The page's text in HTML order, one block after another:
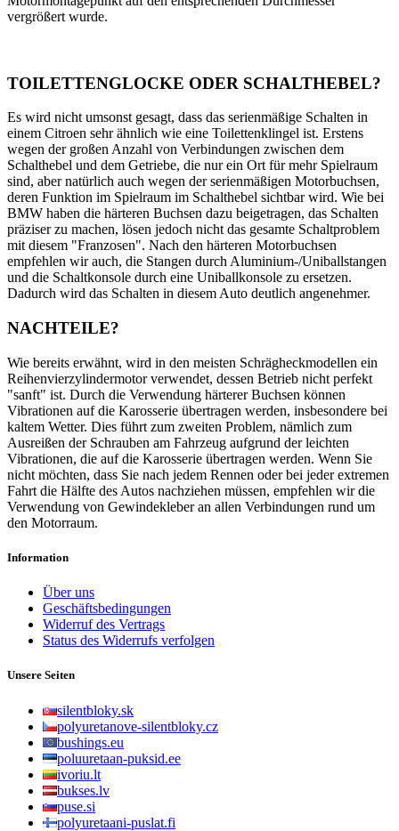
vergrößert wurde.
TOILETTENGLOCKE ODER SCHALTHEBEL?
Es wird nicht umsonst gesagt, dass das serienmäßige Schalten in
einem Citroen sehr ähnlich wie eine Toilettenklingel ist. Erstens
wegen der großen Anzahl von Verbindungen zwischen dem
Schalthebel und dem Getriebe, die nur ein Ort für mehr Spielraum
sind, aber natürlich auch wegen der serienmäßigen Motorbuchsen,
deren Funktion im Spielraum im Schalthebel sichtbar wird. Wie bei
BMW haben die härteren Buchsen dazu beigetragen, das Schalten
präziser zu machen, lösen jedoch nicht das gesamte Schaltproblem
mit diesem "Franzosen". Nach den härteren Motorbuchsen
empfehlen wir auch, die Stangen durch Aluminium-/Uniballstangen
und die Schaltkonsole durch eine Uniballkonsole zu ersetzen.
Dadurch wird das Schalten in diesem Auto deutlich angenehmer.
NACHTEILE?
Wie bereits erwähnt, wird in den meisten Schrägheckmodellen ein
Reihenvierzylindermotor verwendet, dessen Betrieb nicht perfekt
"sanft" ist. Durch die Verwendung härterer Buchsen können
Vibrationen auf die Karosserie übertragen werden, insbesondere bei
kaltem Wetter. Dies führt zum zweiten Problem, nämlich zum
Ausreißen der Schrauben am Fahrzeug aufgrund der leichten
Vibrationen, die auf die Karosserie übertragen werden. Wenn Sie
nicht möchten, dass Sie nach jedem Rennen oder bei jeder extremen
Fahrt die Hälfte des Autos nachziehen müssen, empfehlen wir die
Verwendung von Gewindekleber an allen Verbindungen rund um
den Motorraum.
Information
Über uns
Geschäftsbedingungen
Widerruf des Vertrags
Status des Widerrufs verfolgen
Unsere Seiten
silentbloky.sk
polyuretanove-silentbloky.cz
bushings.eu
poluuretaan-puksid.ee
ivoriu.lt
bukses.lv
puse.si
polyuretaani-puslat.fi